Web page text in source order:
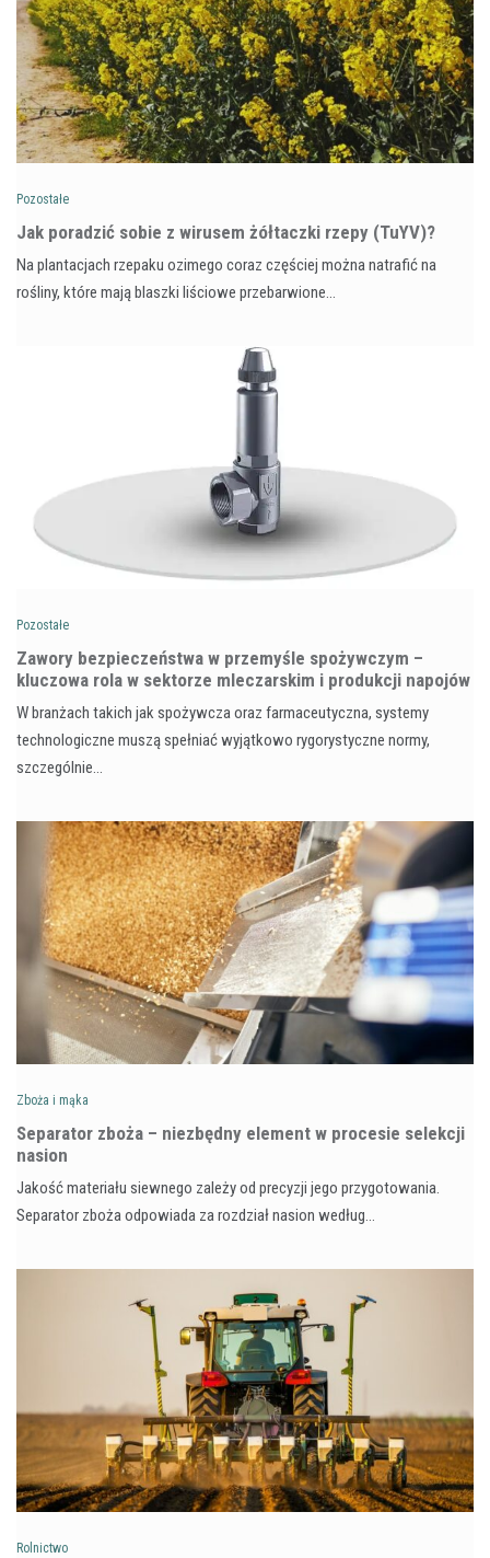
Pozostałe
​Jak poradzić sobie z wirusem żółtaczki rzepy (TuYV)?
Na plantacjach rzepaku ozimego coraz częściej można natrafić na
rośliny, które mają blaszki liściowe przebarwione…
Pozostałe
Zawory bezpieczeństwa w przemyśle spożywczym –
kluczowa rola w sektorze mleczarskim i produkcji napojów
W branżach takich jak spożywcza oraz farmaceutyczna, systemy
technologiczne muszą spełniać wyjątkowo rygorystyczne normy,
szczególnie…
Zboża i mąka
Separator zboża – niezbędny element w procesie selekcji
nasion
Jakość materiału siewnego zależy od precyzji jego przygotowania.
Separator zboża odpowiada za rozdział nasion według…
Rolnictwo